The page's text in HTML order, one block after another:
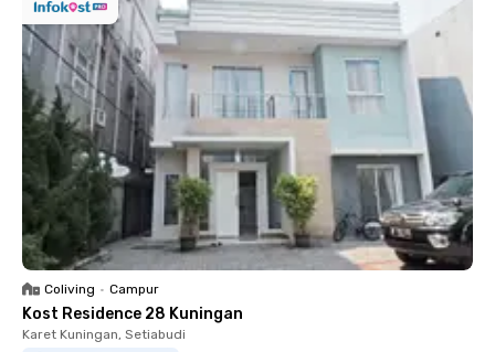
Coliving • Campur
Kost Residence 28 Kuningan
Karet Kuningan, Setiabudi